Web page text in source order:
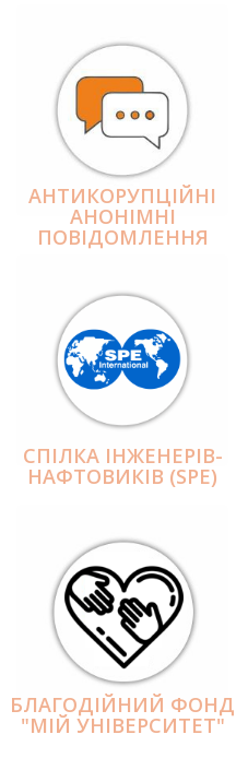
АНТИКОРУПЦІЙНІ
АНОНІМНІ
ПОВІДОМЛЕННЯ
СПІЛКА ІНЖЕНЕРІВ-
НАФТОВИКІВ (SPE)
БЛАГОДІЙНИЙ ФОНД
"МІЙ УНІВЕРСИТЕТ"